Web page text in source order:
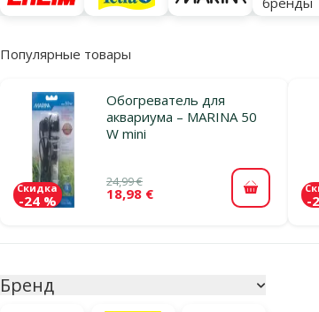
Популярные товары
Обогреватель для
аквариума – MARINA 50
W mini
24,99 €
18,98 €
Скидка
-24 % В -
Бренд